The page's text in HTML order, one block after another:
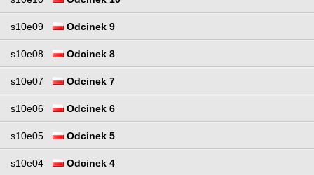
s10e09 Odcinek 9
s10e08 Odcinek 8
s10e07 Odcinek 7
s10e06 Odcinek 6
s10e05 Odcinek 5
s10e04 Odcinek 4